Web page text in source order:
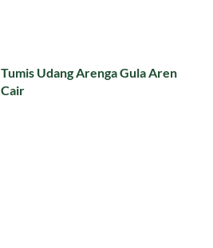
Tumis Udang Arenga Gula Aren
Cair